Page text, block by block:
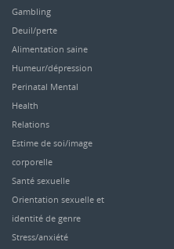
Gambling
Deuil/perte
Alimentation saine
Humeur/dépression
Perinatal Mental
Health
Relations
Estime de soi/image
corporelle
Santé sexuelle
Orientation sexuelle et
identité de genre
Stress/anxiété